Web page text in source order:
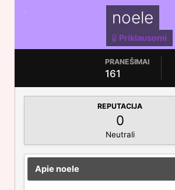
noele
Priklausomi
PRANEŠIMAI
161
REPUTACIJA
0
Neutrali
Apie noele